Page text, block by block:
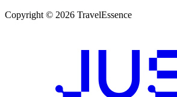
Copyright © 2026 TravelEssence